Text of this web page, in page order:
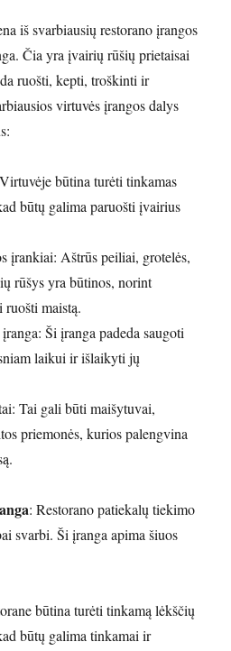
iš svarbiausių restorano įrangos
Čia yra įvairių rūšių prietaisai
ruošti, kepti, troškinti ir
virtuvės įrangos dalys
būtina turėti tinkamas
būtų galima paruošti įvairius
įrankiai: Aštrūs peiliai, grotelės,
rūšys yra būtinos, norint
maistą.
Ši įranga padeda saugoti
laikui ir išlaikyti jų
Tai gali būti maišytuvai,
priemonės, kurios palengvina
: Restorano patiekalų tiekimo
svarbi. Ši įranga apima šiuos
būtina turėti tinkamą lėkščių
būtų galima tinkamai ir